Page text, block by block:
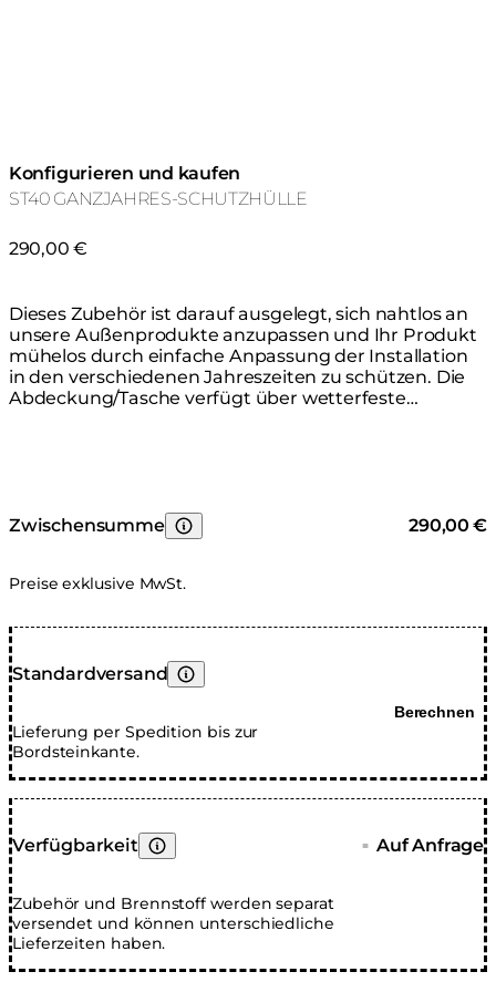
Konfigurieren und kaufen
ST40 GANZJAHRES-SCHUTZHÜLLE
290,00 €
Dieses Zubehör ist darauf ausgelegt, sich nahtlos an
unsere Außenprodukte anzupassen und Ihr Produkt
mühelos durch einfache Anpassung der Installation
in den verschiedenen Jahreszeiten zu schützen. Die
Abdeckung/Tasche verfügt über wetterfeste
entfernen, bevor Sie das Produkt abdecken.
Zwischensumme
Erfahren Sie mehr
Preise exklusive MwSt.
290,00 €
Standardversand
Erfahren Sie mehr
Lieferung per Spedition bis zur
Bordsteinkante.
Berechnen
Verfügbarkeit
Erfahren Sie mehr
Zubehör und Brennstoff werden separat
versendet und können unterschiedliche
Lieferzeiten haben.
■ Auf Anfrage